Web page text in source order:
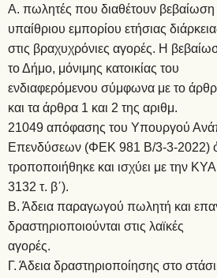
Α. πωλητές που διαθέτουν
υπαίθριου εμπορίου ετήσιας
στις βραχυχρόνιες αγορές. Η
το Δήμο, μόνιμης κατοικίας του
ενδιαφερόμενου σύμφωνα με το
και τα άρθρα 1 και 2 της αριθμ.
21049 απόφασης του Υπουργού
Επενδύσεων (ΦΕΚ 981 Β/3-3-2022)
τροποποιήθηκε και ισχύει με την
3132 τ. β΄).
Β. Άδεια παραγωγού πωλητή και
δραστηριοποιούνται στις λαϊκές
αγορές.
Γ. Άδεια δραστηριοποίησης στο